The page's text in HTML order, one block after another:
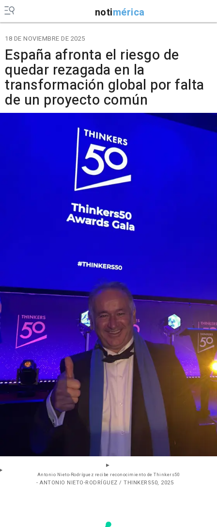
notimérica
18 DE NOVIEMBRE DE 2025
España afronta el riesgo de
quedar rezagada en la
transformación global por falta
de un proyecto común
Antonio Nieto-Rodríguez recibe reconocimiento de Thinkers50
- ANTONIO NIETO-RODRÍGUEZ / THINKERS50, 2025